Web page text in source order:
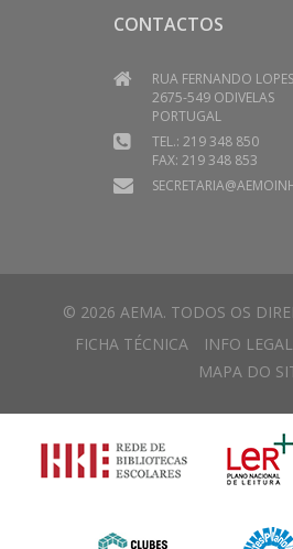
CONTACTOS
RUA FERNANDO
2675-549 ODIVELAS
PORTUGAL
TEL.: 219 348 850
FAX: 219 348 853
© 2026 AEMA. TODOS OS
FICHA TÉCNICA
INFO LEGAL
MAPA DO